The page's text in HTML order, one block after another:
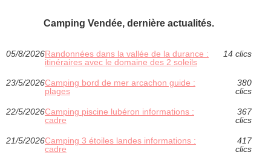
Camping Vendée, dernière actualités.
05/8/2026Randonnées dans la vallée de la durance :
itinéraires avec le domaine des 2 soleils
14 clics
23/5/2026Camping bord de mer arcachon guide :
plages
380
clics
22/5/2026Camping piscine lubéron informations :
cadre
367
clics
21/5/2026Camping 3 étoiles landes informations :
cadre
417
clics